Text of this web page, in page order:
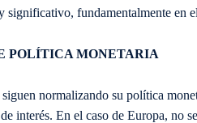
significativo, fundamentalmente en
POLÍTICA MONETARIA
normalizando su política
interés. En el caso de Europa, no